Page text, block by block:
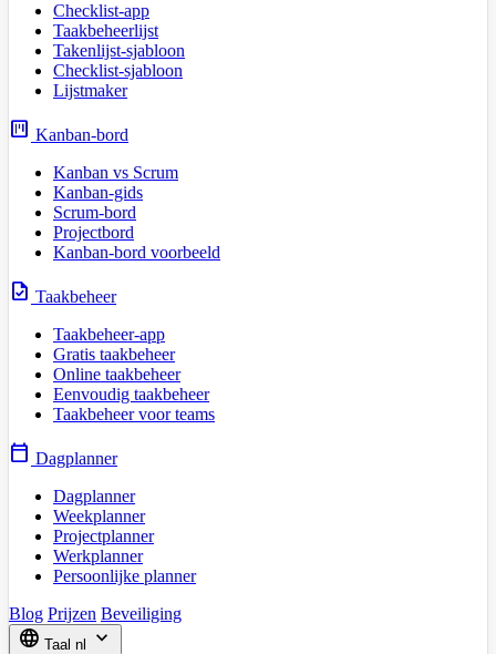
Checklist-app
Taakbeheerlijst
Takenlijst-sjabloon
Checklist-sjabloon
Lijstmaker
view_kanban Kanban-bord
Kanban vs Scrum
Kanban-gids
Scrum-bord
Projectbord
Kanban-bord voorbeeld
task Taakbeheer
Taakbeheer-app
Gratis taakbeheer
Online taakbeheer
Eenvoudig taakbeheer
Taakbeheer voor teams
calendar_today Dagplanner
Dagplanner
Weekplanner
Projectplanner
Werkplanner
Persoonlijke planner
Blog Prijzen Beveiliging
language Taal nl expand_more